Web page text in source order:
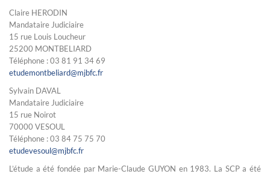
Claire HERODIN
Mandataire Judiciaire
15 rue Louis Loucheur
25200 MONTBELIARD
Téléphone : 03 81 91 34 69
etudemontbeliard@mjbfc.fr
Sylvain DAVAL
Mandataire Judiciaire
15 rue Noirot
70000 VESOUL
Téléphone : 03 84 75 75 70
etudevesoul@mjbfc.fr
L’étude a été fondée par Marie-Claude GUYON en 1983. La SCP a été